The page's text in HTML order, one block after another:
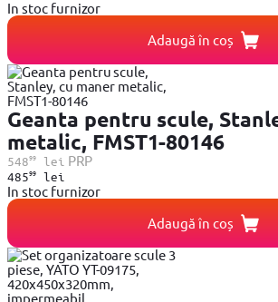
In stoc furnizor
Adaugă în coș
Geanta pentru scule,
metalic, FMST1-80146
54899lei PRP
48599lei
In stoc furnizor
Adaugă în coș